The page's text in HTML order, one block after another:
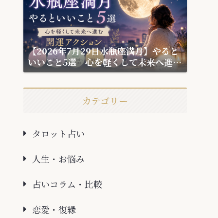
【2026年7月29日水瓶座満月】やると
いいこと5選｜心を軽くして未来へ進む
開運アクション
カテゴリー
タロット占い
人生・お悩み
占いコラム・比較
恋愛・復縁